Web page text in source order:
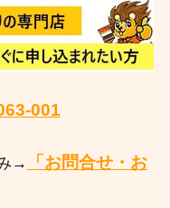
001
→
「お問合せ・お